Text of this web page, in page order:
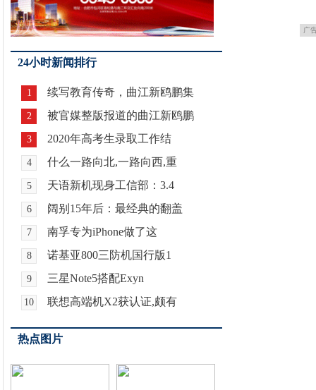
广
24小时新闻排行
1 续写教育传奇，曲江新鸥鹏集
2 被官媒整版报道的曲江新鸥鹏
3 2020年高考生录取工作结
4 什么一路向北,一路向西,重
5 天语新机现身工信部：3.4
6 阔别15年后：最经典的翻盖
7 南孚专为iPhone做了这
8 诺基亚800三防机国行版1
9 三星Note5搭配Exyn
10 联想高端机X2获认证,颇有
热点图片